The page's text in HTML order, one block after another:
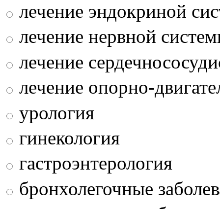
лечение эндокриной
лечение нервной
лечение
лечение опорно-
урология
гинекология
гастроэнтерология
бронхолегочные